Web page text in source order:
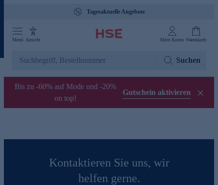
Tagesaktuelle Angebote
Menü Ansicht Mein Konto Warenkorb
Suchen
Bis zu -60% auf Mode und -20%
on top!
Gutschein aktivieren
Kontaktieren Sie uns, wir
helfen gerne.